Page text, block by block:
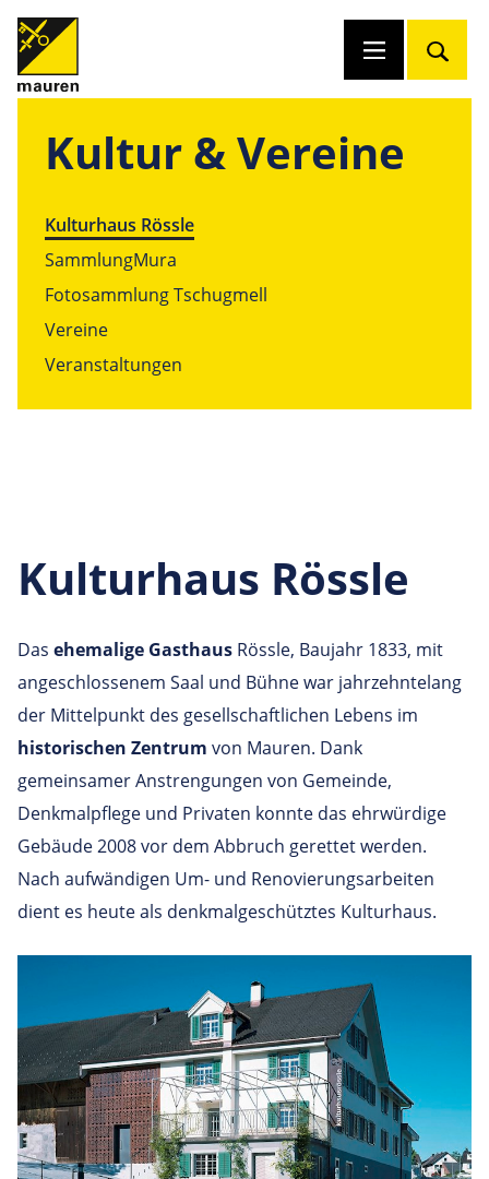
Kultur & Vereine
Kulturhaus Rössle
SammlungMura
Fotosammlung Tschugmell
Vereine
Veranstaltungen
Kulturhaus Rössle
Das ehemalige Gasthaus Rössle, Baujahr 1833, mit
angeschlossenem Saal und Bühne war jahrzehntelang
der Mittelpunkt des gesellschaftlichen Lebens im
historischen Zentrum von Mauren. Dank
gemeinsamer Anstrengungen von Gemeinde,
Denkmalpflege und Privaten konnte das ehrwürdige
Gebäude 2008 vor dem Abbruch gerettet werden.
Nach aufwändigen Um- und Renovierungsarbeiten
dient es heute als denkmalgeschütztes Kulturhaus.